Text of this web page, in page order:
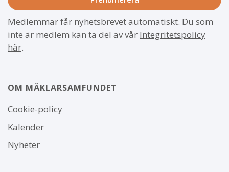
Medlemmar får nyhetsbrevet automatiskt. Du som
inte är medlem kan ta del av vår Integritetspolicy
här.
OM MÄKLARSAMFUNDET
Om
webbplatsen
Cookie-policy
Kalender
Nyheter